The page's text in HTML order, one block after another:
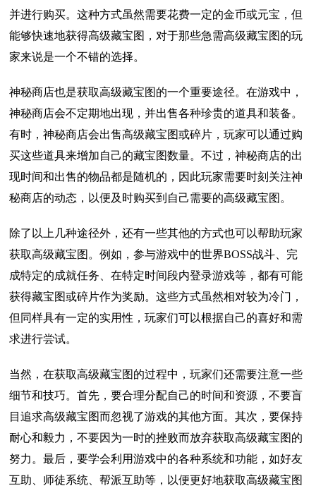
并进行购买。这种方式虽然需要花费一定的金币或元宝，但
能够快速地获得高级藏宝图，对于那些急需高级藏宝图的玩
家来说是一个不错的选择。
神秘商店也是获取高级藏宝图的一个重要途径。在游戏中，
神秘商店会不定期地出现，并出售各种珍贵的道具和装备。
有时，神秘商店会出售高级藏宝图或碎片，玩家可以通过购
买这些道具来增加自己的藏宝图数量。不过，神秘商店的出
现时间和出售的物品都是随机的，因此玩家需要时刻关注神
秘商店的动态，以便及时购买到自己需要的高级藏宝图。
除了以上几种途径外，还有一些其他的方式也可以帮助玩家
获取高级藏宝图。例如，参与游戏中的世界BOSS战斗、完
成特定的成就任务、在特定时间段内登录游戏等，都有可能
获得藏宝图或碎片作为奖励。这些方式虽然相对较为冷门，
但同样具有一定的实用性，玩家们可以根据自己的喜好和需
求进行尝试。
当然，在获取高级藏宝图的过程中，玩家们还需要注意一些
细节和技巧。首先，要合理分配自己的时间和资源，不要盲
目追求高级藏宝图而忽视了游戏的其他方面。其次，要保持
耐心和毅力，不要因为一时的挫败而放弃获取高级藏宝图的
努力。最后，要学会利用游戏中的各种系统和功能，如好友
互助、师徒系统、帮派互助等，以便更好地获取高级藏宝图